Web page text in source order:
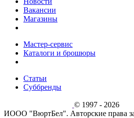
Вакансии
Магазины
Мастер-сервис
Каталоги и брошюры
Статьи
Суббренды
© 1997 - 2026
ИООО "ВюртБел". Авторские права